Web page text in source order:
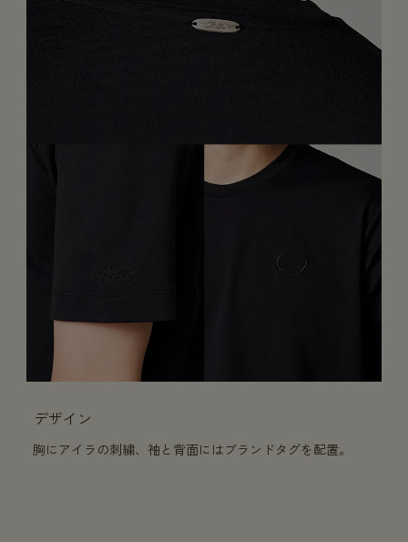
デザイン
胸にアイラの刺繍、袖と背面にはブランドタグを配置。